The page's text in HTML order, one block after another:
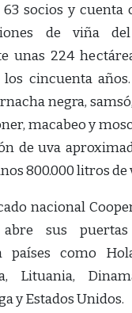
socios y cuenta
de viña
unas 224
cincuenta
negra,
macabeo y
de uva
800.000 litros de
nacional
sus
países como
Lituania,
y Estados Unidos.